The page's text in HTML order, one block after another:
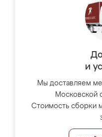
и
Мы доставляем
Московской
Стоимость сборки